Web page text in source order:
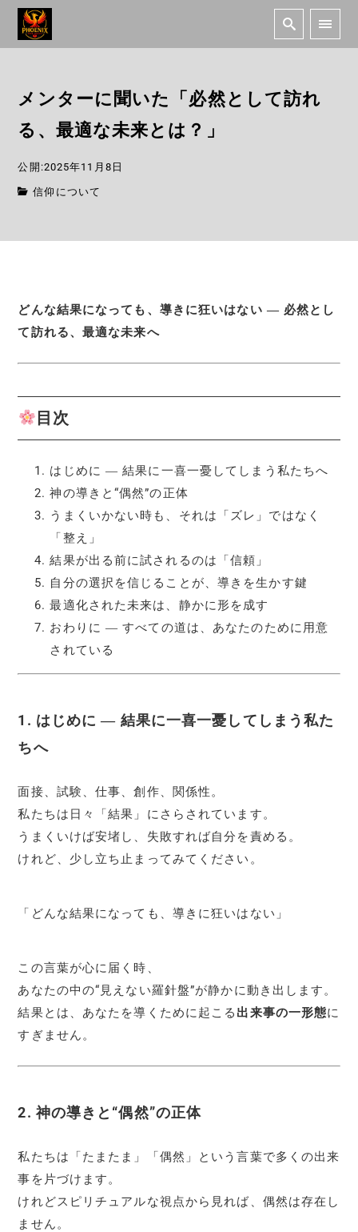
メンターに聞いた「必然として訪れ
る、最適な未来とは？」
公開:2025年11月8日
信仰について
どんな結果になっても、導きに狂いはない ― 必然とし
て訪れる、最適な未来へ
目次
はじめに ― 結果に一喜一憂してしまう私たちへ
神の導きと“偶然”の正体
うまくいかない時も、それは「ズレ」ではなく
「整え」
結果が出る前に試されるのは「信頼」
自分の選択を信じることが、導きを生かす鍵
最適化された未来は、静かに形を成す
おわりに ― すべての道は、あなたのために用意
されている
1. はじめに ― 結果に一喜一憂してしまう私た
ちへ
面接、試験、仕事、創作、関係性。
私たちは日々「結果」にさらされています。
うまくいけば安堵し、失敗すれば自分を責める。
けれど、少し立ち止まってみてください。
「どんな結果になっても、導きに狂いはない」
この言葉が心に届く時、
あなたの中の“見えない羅針盤”が静かに動き出します。
結果とは、あなたを導くために起こる 出来事の一形態に
すぎません。
2. 神の導きと“偶然”の正体
私たちは「たまたま」「偶然」という言葉で多くの出来
事を片づけます。
けれどスピリチュアルな視点から見れば、偶然は存在し
ません。